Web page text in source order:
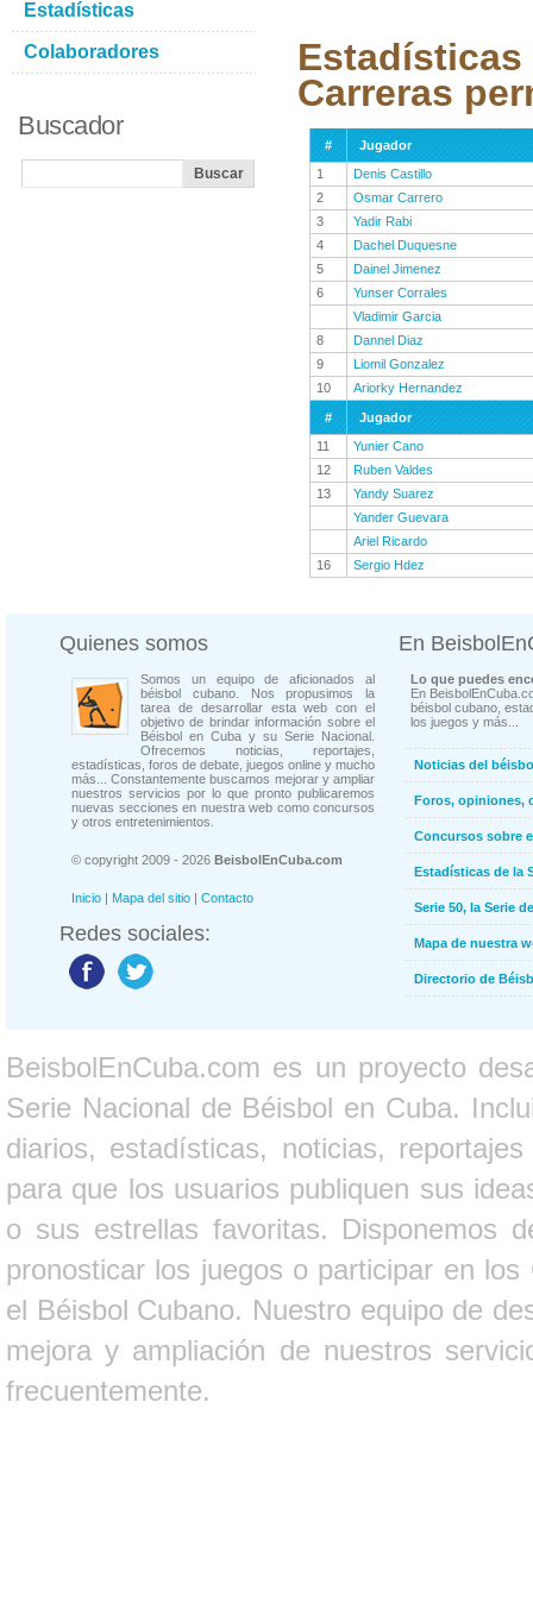
Carreras
#
Jugador
1
Denis Castillo
2
Osmar Carrero
3
Yadir Rabi
4
Dachel Duquesne
5
Dainel Jimenez
6
Yunser Corrales
Vladimir Garcia
8
Dannel Diaz
9
Liomil Gonzalez
10
Ariorky Hernandez
#
Jugador
11
Yunier Cano
12
Ruben Valdes
13
Yandy Suarez
Yander Guevara
Ariel Ricardo
16
Sergio Hdez
Estadísticas
Colaboradores
Buscador
Quienes somos
Somos un equipo de aficionados al
béisbol cubano. Nos propusimos la
tarea de desarrollar esta web con el
objetivo de brindar información sobre el
Béisbol en Cuba y su Serie Nacional.
Ofrecemos noticias, reportajes,
estadísticas, foros de debate, juegos online y mucho
más... Constantemente buscamos mejorar y ampliar
nuestros servicios por lo que pronto publicaremos
nuevas secciones en nuestra web como concursos
y otros entretenimientos.
© copyright 2009 - 2026 BeisbolEnCuba.com
Inicio | Mapa del sitio | Contacto
Redes sociales:
En
Lo que puedes
En
béisbol cubano,
los juegos y más...
Noticias del
Foros, opiniones,
Concursos sobre
Estadísticas de la
Serie 50, la Serie
Mapa de nuestra
Directorio de
BeisbolEnCuba.com es un proyecto
Serie Nacional de Béisbol en Cuba.
diarios, estadísticas, noticias,
para que los usuarios publiquen sus
o sus estrellas favoritas. Disponemos
pronosticar los juegos o participar en
el Béisbol Cubano. Nuestro equipo de
mejora y ampliación de nuestros
frecuentemente.